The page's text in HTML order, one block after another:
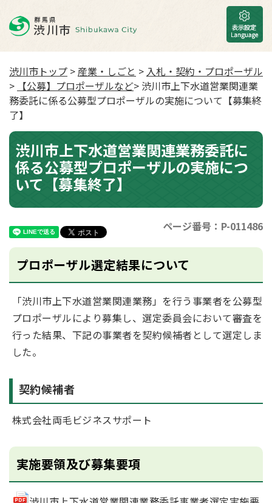
渋川市トップ >産業・しごと > 入札・契約・プロポーザル
> 【公募】プロポーザルなど> 渋川市上下水道営業関連業
務委託に係る公募型プロポーザルの実施について【募集終
了】
渋川市上下水道営業関連業務委託に
係る公募型プロポーザルの実施につ
いて【募集終了】
ページ番号：P-011486
プロポーザル選定結果について
「渋川市上下水道営業関連業務」を行う事業者を公募型
プロポーザルにより募集し、選定委員会において審査を
行った結果、下記の事業者を契約候補者として選定しま
した。
契約候補者
株式会社両毛ビジネスサポート
実施要領及び募集要項